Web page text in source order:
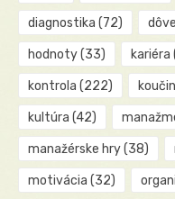
diagnostika (72)
hodnoty(33) kariéra
kontrola (222)
kultúra (42)
manažérske hry(38)
motivácia (32)